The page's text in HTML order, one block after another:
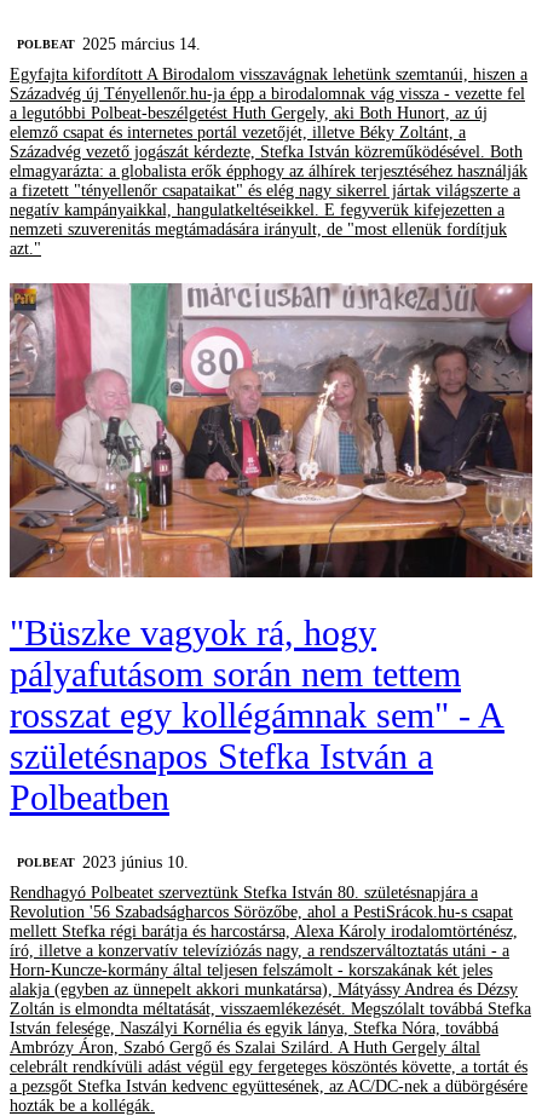
‎POLBEAT
2025 március 14.
Egyfajta kifordított A Birodalom visszavágnak lehetünk szemtanúi, hiszen a
Századvég új Tényellenőr.hu-ja épp a birodalomnak vág vissza - vezette fel
a legutóbbi Polbeat-beszélgetést Huth Gergely, aki Both Hunort, az új
elemző csapat és internetes portál vezetőjét, illetve Béky Zoltánt, a
Századvég vezető jogászát kérdezte, Stefka István közreműködésével. Both
elmagyarázta: a globalista erők épphogy az álhírek terjesztéséhez használják
a fizetett "tényellenőr csapataikat" és elég nagy sikerrel jártak világszerte a
negatív kampányaikkal, hangulatkeltéseikkel. E fegyverük kifejezetten a
nemzeti szuverenitás megtámadására irányult, de "most ellenük fordítjuk
azt."
"Büszke vagyok rá, hogy
pályafutásom során nem tettem
rosszat egy kollégámnak sem" - A
születésnapos Stefka István a
Polbeatben
‎POLBEAT
2023 június 10.
Rendhagyó Polbeatet szerveztünk Stefka István 80. születésnapjára a
Revolution '56 Szabadságharcos Sörözőbe, ahol a PestiSrácok.hu-s csapat
mellett Stefka régi barátja és harcostársa, Alexa Károly irodalomtörténész,
író, illetve a konzervatív televíziózás nagy, a rendszerváltoztatás utáni - a
Horn-Kuncze-kormány által teljesen felszámolt - korszakának két jeles
alakja (egyben az ünnepelt akkori munkatársa), Mátyássy Andrea és Dézsy
Zoltán is elmondta méltatását, visszaemlékezését. Megszólalt továbbá Stefka
István felesége, Naszályi Kornélia és egyik lánya, Stefka Nóra, továbbá
Ambrózy Áron, Szabó Gergő és Szalai Szilárd. A Huth Gergely által
celebrált rendkívüli adást végül egy fergeteges köszöntés követte, a tortát és
a pezsgőt Stefka István kedvenc együttesének, az AC/DC-nek a dübörgésére
hozták be a kollégák.